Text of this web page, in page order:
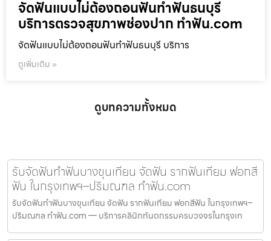
จัดฟันแบบไม่ต้องถอนฟันทำฟันธนบุรี
บริการตรวจสุขภาพช่องปาก ทำฟัน.com
จัดฟันแบบไม่ต้องถอนฟันทำฟันธนบุรี บริการ
ดูเพิ่มเติม »
ดูบทความทั้งหมด
รับจัดฟันทำฟันบางขุนเทียน จัดฟัน รากฟันเทียม ฟอกสี
ฟัน ในกรุงเทพฯ–ปริมณฑล ทำฟัน.com
รับจัดฟันทำฟันบางขุนเทียน จัดฟัน รากฟันเทียม ฟอกสีฟัน ในกรุงเทพฯ–
ปริมณฑล ทำฟัน.com — บริการคลินิกทันตกรรมครบวงจรในกรุงเท